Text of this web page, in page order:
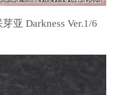
亚 Darkness Ver.1/6